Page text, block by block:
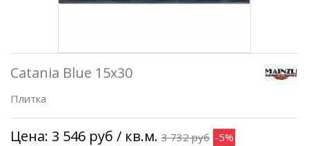
Catania Blue 15x30
Плитка
Цена: 3 546 руб / кв.м. 3 732 руб -5%